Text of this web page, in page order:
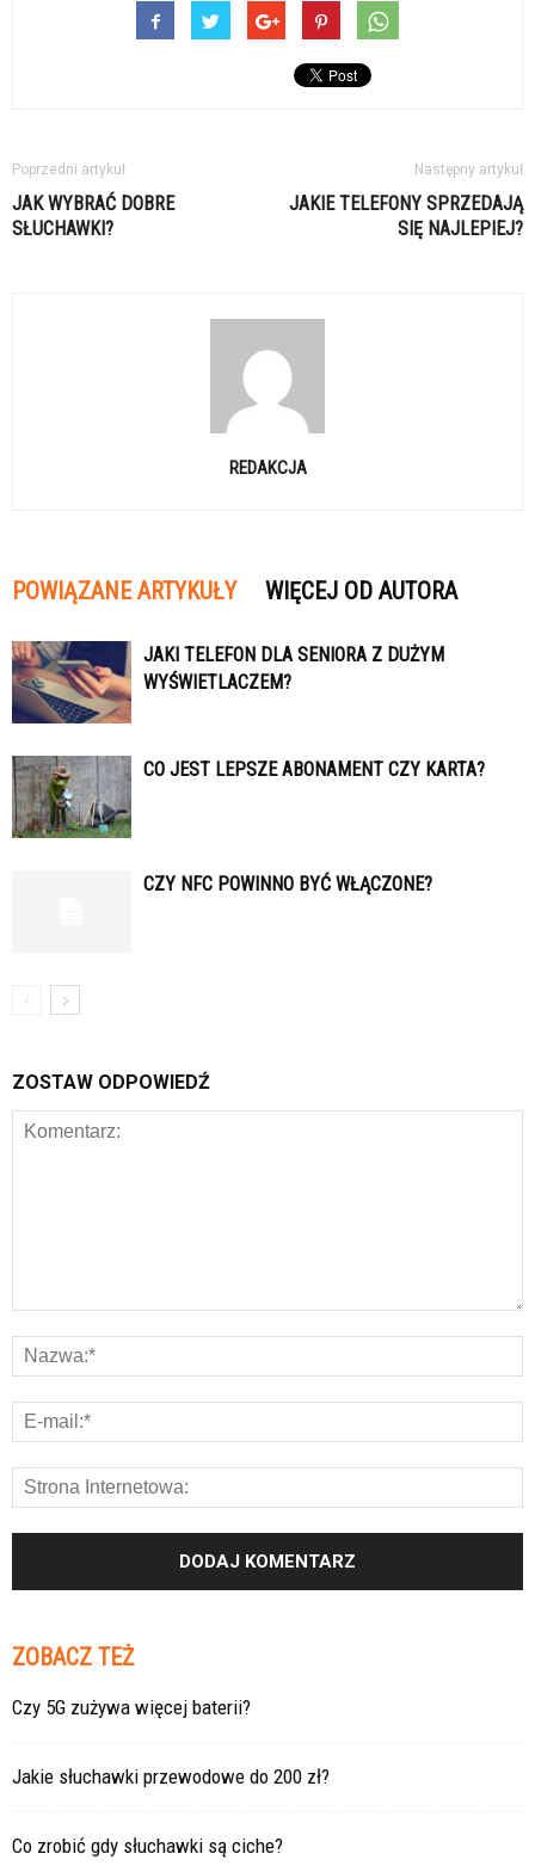
Poprzedni artykuł
JAK WYBRAĆ DOBRE
SŁUCHAWKI?
Następny artykuł
JAKIE TELEFONY SPRZEDAJĄ
SIĘ NAJLEPIEJ?
REDAKCJA
POWIĄZANE ARTYKUŁY WIĘCEJ OD AUTORA
JAKI TELEFON DLA SENIORA Z DUŻYM
WYŚWIETLACZEM?
CO JEST LEPSZE ABONAMENT CZY KARTA?
CZY NFC POWINNO BYĆ WŁĄCZONE?
ZOSTAW ODPOWIEDŹ
ZOBACZ TEŻ
Czy 5G zużywa więcej baterii?
Jakie słuchawki przewodowe do 200 zł?
Co zrobić gdy słuchawki są ciche?